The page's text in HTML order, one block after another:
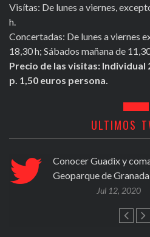
Visítas: De lunes a viernes,
h.
Concertadas: De lunes a viernes
18,30 h; Sábados mañana de
Precio de las visitas: Individual
p. 1,50 euros persona.
ULTIMOS
Conocer Guadix y
Geoparque de Granada
Jul 12, 2020